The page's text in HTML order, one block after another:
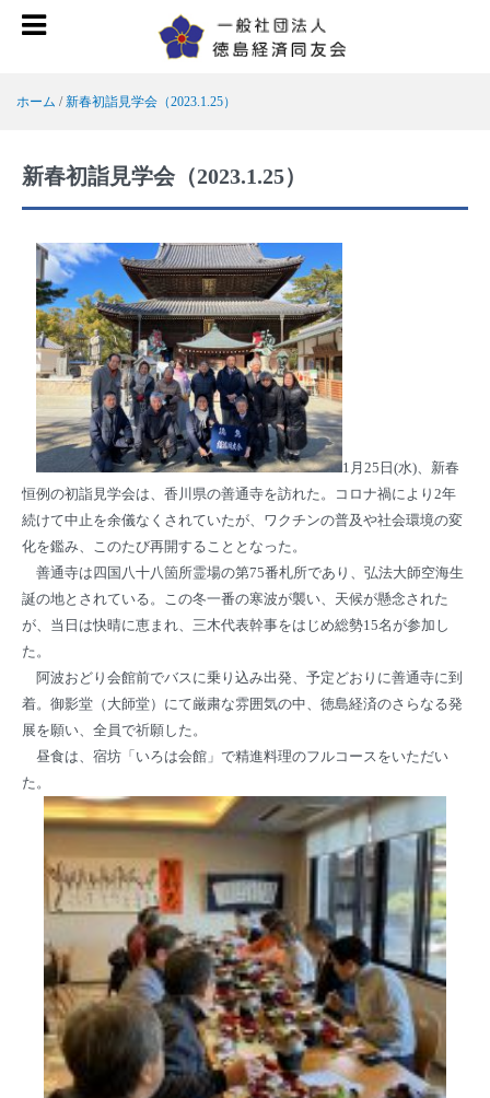
ホーム /新春初詣見学会（2023.1.25）
新春初詣見学会（2023.1.25）
1月25日(水)、新春
恒例の初詣見学会は、香川県の善通寺を訪れた。コロナ禍により2年
続けて中止を余儀なくされていたが、ワクチンの普及や社会環境の変
化を鑑み、このたび再開することとなった。
善通寺は四国八十八箇所霊場の第75番札所であり、弘法大師空海生
誕の地とされている。この冬一番の寒波が襲い、天候が懸念された
が、当日は快晴に恵まれ、三木代表幹事をはじめ総勢15名が参加し
た。
阿波おどり会館前でバスに乗り込み出発、予定どおりに善通寺に到
着。御影堂（大師堂）にて厳粛な雰囲気の中、徳島経済のさらなる発
展を願い、全員で祈願した。
昼食は、宿坊「いろは会館」で精進料理のフルコースをいただい
た。